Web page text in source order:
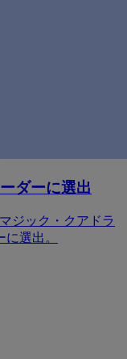
ダーに選出
ジック・クアドラ
選出。